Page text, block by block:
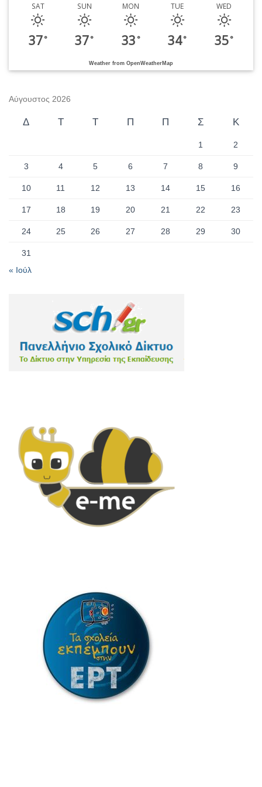
SAT
37°
SUN
37°
MON
33 °
TUE
34°
WED
35°
Weather from OpenWeatherMap
Αύγουστος 2026
Δ Τ Τ Π Π Σ Κ
1 2
3 4 5 6 7 8 9
10 11 12 13 14 15 16
17 18 19 20 21 22 23
24 25 26 27 28 29 30
31
« Ιούλ